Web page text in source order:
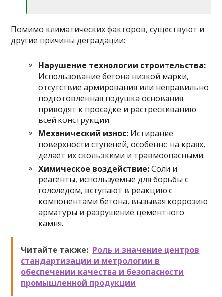
Помимо климатических факторов, существуют и
другие причины деградации:
Нарушение технологии строительства:
Использование бетона низкой марки,
отсутствие армирования или неправильно
подготовленная подушка основания
приводят к просадке и растрескиванию
всей конструкции.
Механический износ: Истирание
поверхности ступеней, особенно на краях,
делает их скользкими и травмоопасными.
Химическое воздействие:Соли и
реагенты, используемые для борьбы с
гололедом, вступают в реакцию с
компонентами бетона, вызывая коррозию
арматуры и разрушение цементного
камня.
Читайте также: Роль и значение центров
стандартизации и метрологии в
обеспечении качества и безопасности
промышленной продукции